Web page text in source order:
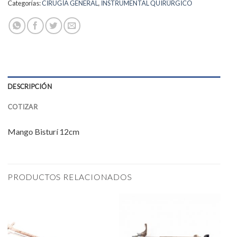
Categorías:CIRUGÍA GENERAL , INSTRUMENTAL QUIRÚRGICO
DESCRIPCIÓN
COTIZAR
Mango Bisturí 12cm
PRODUCTOS RELACIONADOS